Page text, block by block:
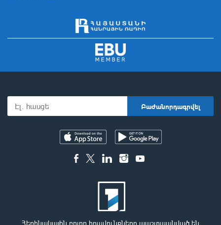
Հեղինակային բոլոր իրավունքները պաշտպանված են